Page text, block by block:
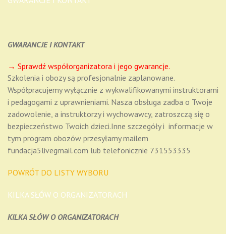
GWARANCJE I KONTAKT
→ Sprawdź współorganizatora i jego gwarancje.
Szkolenia i obozy są profesjonalnie zaplanowane.
Współpracujemy wyłącznie z wykwalifikowanymi instruktorami
i pedagogami z uprawnieniami. Nasza obsługa zadba o Twoje
zadowolenie, a instruktorzy i wychowawcy, zatroszczą się o
bezpieczeństwo Twoich dzieci.Inne szczegóły i informacje w
tym program obozów przesyłamy mailem
fundacja5livegmail.com lub telefonicznie 731553335
POWRÓT DO LISTY WYBORU
KILKA SŁÓW O ORGANIZATORACH
KILKA SŁÓW O ORGANIZATORACH